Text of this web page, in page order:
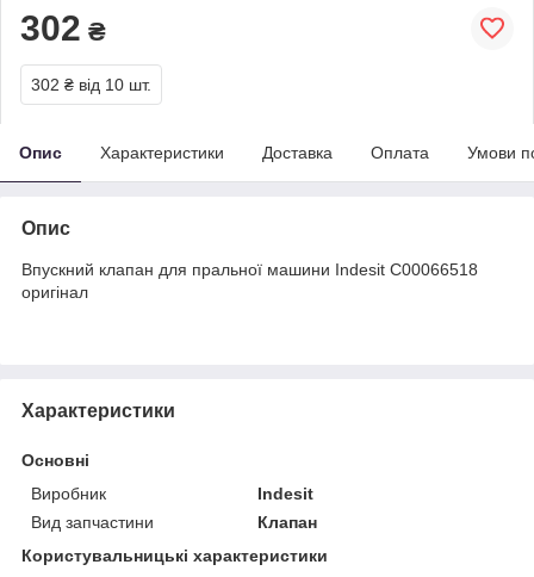
302 ₴
302 ₴ від 10 шт.
Опис Характеристики Доставка Оплата Умови
Опис
Впускний клапан для пральної машини Indesit C00066518
оригінал
Характеристики
Основні
Виробник
Indesit
Вид запчастини
Клапан
Користувальницькі характеристики